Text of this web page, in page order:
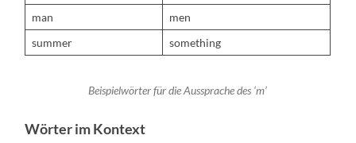
man
men
sum­mer
some­thing
Beispiel­wörter für die Aussprache des ‘m’
Wörter im Kontext